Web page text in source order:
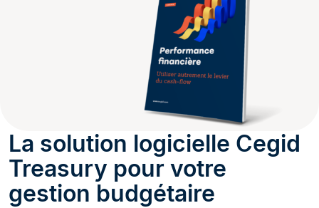
La solution logicielle Cegid
Treasury pour votre
gestion budgétaire